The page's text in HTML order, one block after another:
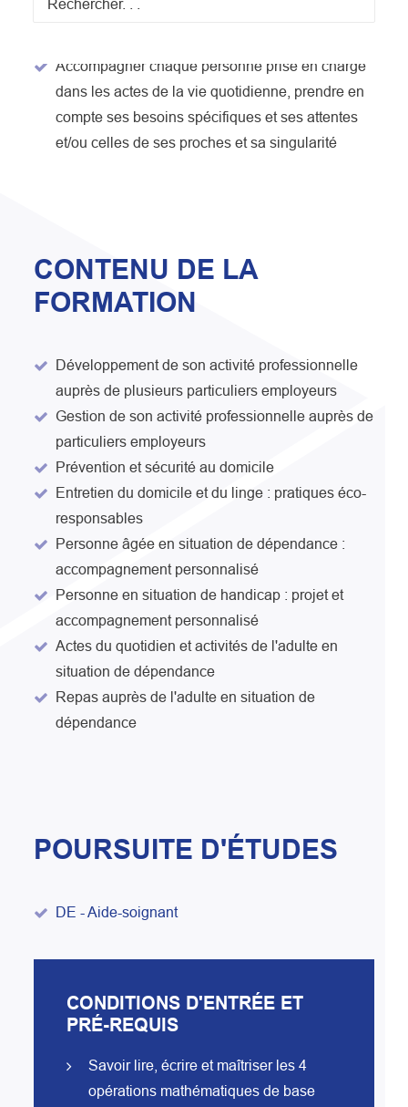
prendre en charge une ou plusieurs personnes
Accompagner chaque personne prise en charge
dans les actes de la vie quotidienne, prendre en
compte ses besoins spécifiques et ses attentes
et/ou celles de ses proches et sa singularité
CONTENU DE LA
FORMATION
Développement de son activité professionnelle
auprès de plusieurs particuliers employeurs
Gestion de son activité professionnelle auprès de
particuliers employeurs
Prévention et sécurité au domicile
Entretien du domicile et du linge : pratiques éco-
responsables
Personne âgée en situation de dépendance :
accompagnement personnalisé
Personne en situation de handicap : projet et
accompagnement personnalisé
Actes du quotidien et activités de l'adulte en
situation de dépendance
Repas auprès de l'adulte en situation de
dépendance
POURSUITE D'ÉTUDES
DE - Aide-soignant
CONDITIONS D'ENTRÉE ET
PRÉ-REQUIS
Savoir lire, écrire et maîtriser les 4
opérations mathématiques de base